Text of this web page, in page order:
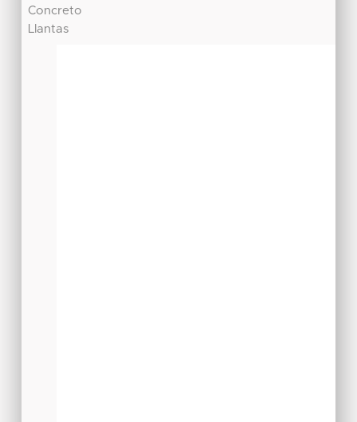
Concreto
Llantas